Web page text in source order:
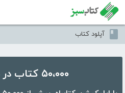
آپلود کتاب
۵۰،۰۰۰ کتاب در موبایل شما